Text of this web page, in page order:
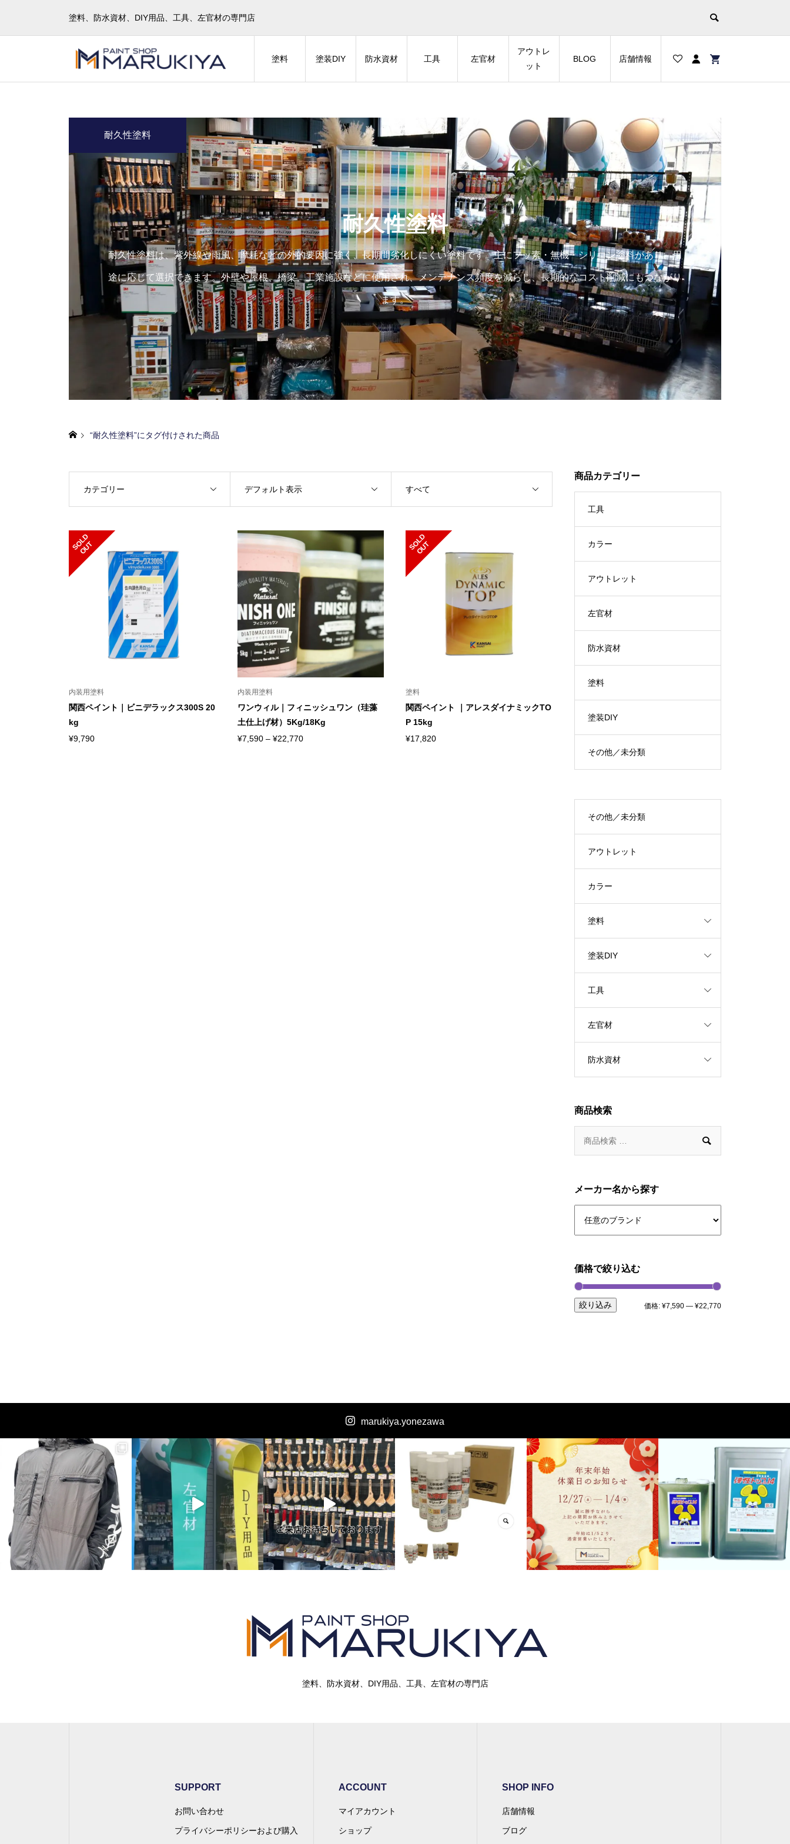
塗料、防水資材、DIY用品、工具、左官材の専門店
塗料 塗装DIY 防水資材 工具 左官材
アウトレ
ット
BLOG 店舗情報
耐久性塗料
耐久性塗料は、紫外線や雨風、摩耗などの外的要因に強く、長期間劣化しにくい塗料です。主にフッ素・無機・シリコン塗料があり、用
途に応じて選択できます。外壁や屋根、橋梁、工業施設などに使用され、メンテナンス頻度を減らし、長期的なコスト削減にもつながり
ます。
耐久性塗料
“耐久性塗料”にタグ付けされた商品
カテゴリー デフォルト表示 すべて
S
O
L
D
O
U
T
内装用塗料
関西ペイント｜ビニデラックス300S 20
kg
¥9,790
内装用塗料
ワンウィル｜フィニッシュワン（珪藻
土仕上げ材）5Kg/18Kg
¥7,590 – ¥22,770価
S
O
L
D
O
U
T
塗料
関西ペイント ｜アレスダイナミックTO
P 15kg
¥17,820
商品カテゴリー
工具
カラー
アウトレット
左官材
防水資材
塗料
塗装DIY
その他／未分類
その他／未分類
アウトレット
カラー
塗料
塗装DIY
工具
左官材
防水資材
商品検索

メーカー名から探す
価格で絞り込む
絞り込み 価格: ¥7,590 — ¥22,770
marukiya.yonezawa
塗料、防水資材、DIY用品、工具、左官材の専門店
SUPPORT
お問い合わせ
プライバシーポリシーおよび購入
ACCOUNT
マイアカウント
ショップ
SHOP INFO
店舗情報
ブログ